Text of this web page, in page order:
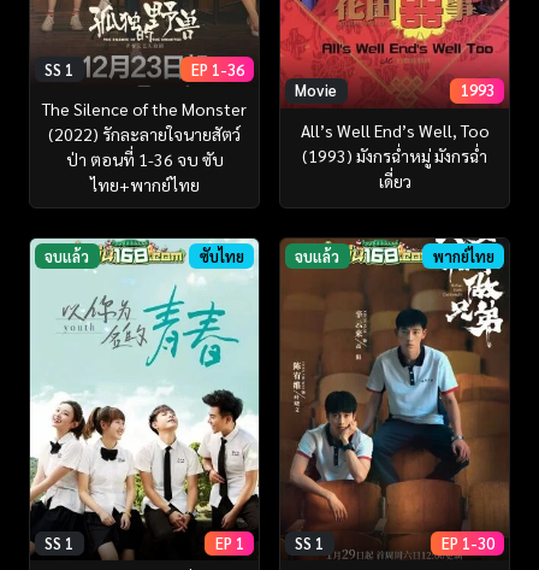
SS 1 EP 1-36
The Silence of the Monster
(2022) รักละลายใจนายสัตว์
ป่า ตอนที่ 1-36 จบ ซับ
ไทย+พากย์ไทย
Movie 1993
All’s Well End’s Well, Too
(1993) มังกรฉ่ำหมู่ มังกรฉ่ำ
เดี่ยว
จบแล้ว ซับไทย
SS 1 EP 1
จบแล้ว พากย์ไทย
SS 1 EP 1-30